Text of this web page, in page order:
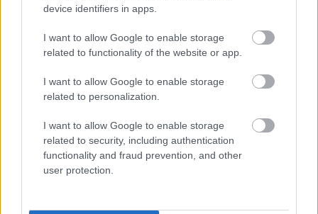
device identifiers in apps.
I want to allow Google to enable storage
related to functionality of the website or app.
I want to allow Google to enable storage
related to personalization.
I want to allow Google to enable storage
related to security, including authentication
functionality and fraud prevention, and other
user protection.
BAROKK POMPÁBA ÖLTÖZIK A BELVÁROS:
ESKÜVŐT